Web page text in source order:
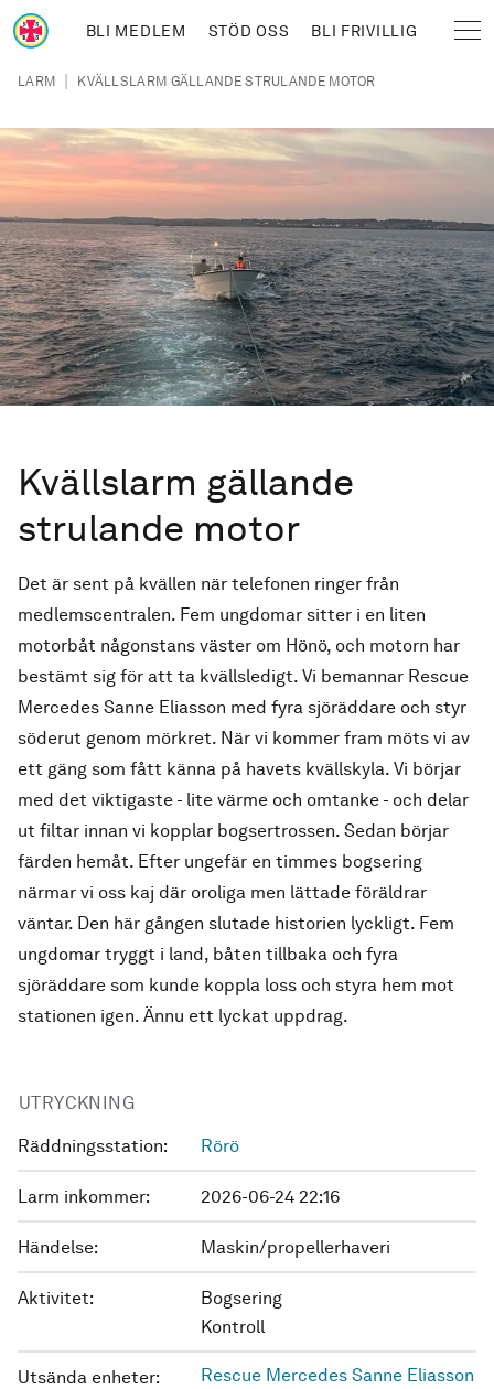
Hoppa till huvudinnehåll
BLI MEDLEM STÖD OSS BLI FRIVILLIG
Länkstig
LARM | KVÄLLSLARM GÄLLANDE STRULANDE MOTOR
Kvällslarm gällande
strulande motor
Det är sent på kvällen när telefonen ringer från
medlemscentralen. Fem ungdomar sitter i en liten
motorbåt någonstans väster om Hönö, och motorn har
bestämt sig för att ta kvällsledigt. Vi bemannar Rescue
Mercedes Sanne Eliasson med fyra sjöräddare och styr
söderut genom mörkret. När vi kommer fram möts vi av
ett gäng som fått känna på havets kvällskyla. Vi börjar
med det viktigaste - lite värme och omtanke - och delar
ut filtar innan vi kopplar bogsertrossen. Sedan börjar
färden hemåt. Efter ungefär en timmes bogsering
närmar vi oss kaj där oroliga men lättade föräldrar
väntar. Den här gången slutade historien lyckligt. Fem
ungdomar tryggt i land, båten tillbaka och fyra
sjöräddare som kunde koppla loss och styra hem mot
stationen igen. Ännu ett lyckat uppdrag.
UTRYCKNING
Räddningsstation: Rörö
Larm inkommer: 2026-06-24 22:16
Händelse: Maskin/propellerhaveri
Aktivitet:
Bogsering
Kontroll
Utsända enheter: Rescue Mercedes Sanne Eliasson